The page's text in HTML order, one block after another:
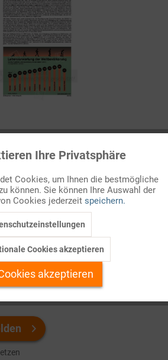
ist die rechnerische Lebenserwartung
gesunken. Und nach wie vor
zwischen reichen und armen
dieses ZAHLENBILD in Text und
brauchen Sie?
Aktiv
Inaktiv
Inaktiv
Ihre Privatsphäre
Cookies, um Ihnen die bestmögliche
können. Sie können Ihre Auswahl der
Cookies jederzeit speichern.
Cookies akzeptieren
akzeptieren